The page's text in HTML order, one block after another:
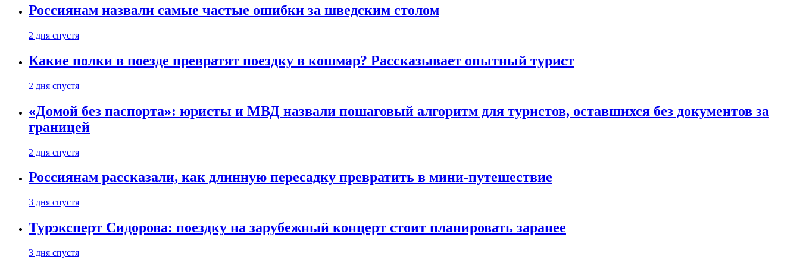
Россиянам назвали самые частые ошибки за шведским столом
2 дня спустя
Какие полки в поезде превратят поездку в кошмар? Рассказывает опытный турист
2 дня спустя
«Домой без паспорта»: юристы и МВД назвали пошаговый алгоритм для туристов, оставшихся без документов за
границей
2 дня спустя
Россиянам рассказали, как длинную пересадку превратить в мини-путешествие
3 дня спустя
Турэксперт Сидорова: поездку на зарубежный концерт стоит планировать заранее
3 дня спустя